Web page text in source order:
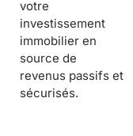
sécurisés.